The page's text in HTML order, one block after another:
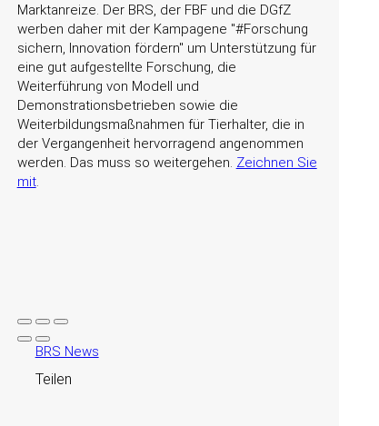
Marktanreize. Der BRS, der FBF und die DGfZ
werben daher mit der Kampagene #Forschung
sichern, Innovation fördern um Unterstützung für
eine gut aufgestellte Forschung, die
Weiterführung von Modell und
Demonstrationsbetrieben sowie die
Weiterbildungsmaßnahmen für Tierhalter, die in
der Vergangenheit hervorragend angenommen
werden. Das muss so weitergehen. Zeichnen Sie
mit.
BRS News
Teilen